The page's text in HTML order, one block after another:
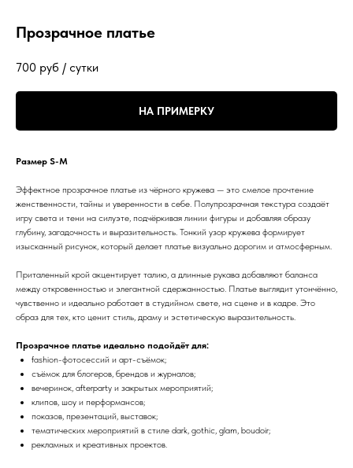
Прозрачное платье
700 руб / сутки
НА ПРИМЕРКУ
Размер S-M
Эффектное прозрачное платье из чёрного кружева — это смелое прочтение
женственности, тайны и уверенности в себе. Полупрозрачная текстура создаёт
игру света и тени на силуэте, подчёркивая линии фигуры и добавляя образу
глубину, загадочность и выразительность. Тонкий узор кружева формирует
изысканный рисунок, который делает платье визуально дорогим и атмосферным.
Приталенный крой акцентирует талию, а длинные рукава добавляют баланса
между откровенностью и элегантной сдержанностью. Платье выглядит утончённо,
чувственно и идеально работает в студийном свете, на сцене и в кадре. Это
образ для тех, кто ценит стиль, драму и эстетическую выразительность.
Прозрачное платье идеально подойдёт для:
fashion-фотосессий и арт-съёмок;
съёмок для блогеров, брендов и журналов;
вечеринок, afterparty и закрытых мероприятий;
клипов, шоу и перформансов;
показов, презентаций, выставок;
тематических мероприятий в стиле dark, gothic, glam, boudoir;
рекламных и креативных проектов.